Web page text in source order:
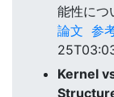
能性につ
論文 参
Kernel